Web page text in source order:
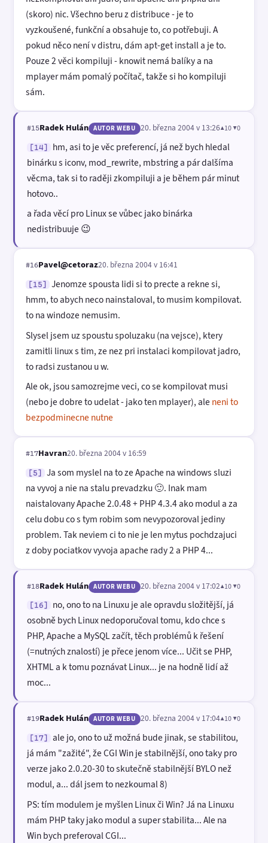
(skoro) nic. Všechno beru z distribuce - je to
vyzkoušené, funkční a obsahuje to, co potřebuji. A
pokud něco není v distru, dám apt-get install a je to.
Pouze 2 věci kompiluji - knowit nemá balíky a na
mplayer mám pomalý počítač, takže si ho kompiluji
sám.
#15Radek Hulán AUTOR WEBU 20. března 2004 v 13:26▲10 ▼0
[14]
hm, asi to je věc preferencí, já než bych hledal
binárku s iconv, mod_rewrite, mbstring a pár dalšíma
věcma, tak si to raději zkompiluji a je během pár minut
hotovo..
a řada věcí pro Linux se vůbec jako binárka
nedistribuuje 😉
#16Pavel@cetoraz20. března 2004 v 16:41
[15]
Jenomze spousta lidi si to precte a rekne si,
hmm, to abych neco nainstaloval, to musim kompilovat.
to na windoze nemusim.
Slysel jsem uz spoustu spoluzaku (na vejsce), ktery
zamitli linux s tim, ze nez pri instalaci kompilovat jadro,
to radsi zustanou u w.
Ale ok, jsou samozrejme veci, co se kompilovat musi
(nebo je dobre to udelat - jako ten mplayer), ale neni to
bezpodminecne nutne
#17Havran20. března 2004 v 16:59
[5]
Ja som myslel na to ze Apache na windows sluzi
na vyvoj a nie na stalu prevadzku 🙂. Inak mam
naistalovany Apache 2.0.48 + PHP 4.3.4 ako modul a za
celu dobu co s tym robim som nevypozoroval jediny
problem. Tak neviem ci to nie je len mytus pochdzajuci
z doby pociatkov vyvoja apache rady 2 a PHP 4...
#18Radek Hulán AUTOR WEBU 20. března 2004 v 17:02▲10 ▼0
[16]
no, ono to na Linuxu je ale opravdu složitější, já
osobně bych Linux nedoporučoval tomu, kdo chce s
PHP, Apache a MySQL začít, těch problémů k řešení
(=nutných znalostí) je přece jenom více... Učit se PHP,
XHTML a k tomu poznávat Linux... je na hodně lidí až
moc...
#19Radek Hulán AUTOR WEBU 20. března 2004 v 17:04▲10 ▼0
[17]
ale jo, ono to už možná bude jinak, se stabilitou,
já mám "zažité", že CGI Win je stabilnější, ono taky pro
verze jako 2.0.20-30 to skutečně stabilnější BYLO než
modul, a... dál jsem to nezkoumal 8)
PS: tím modulem je myšlen Linux či Win? Já na Linuxu
mám PHP taky jako modul a super stabilita... Ale na
Win bych preferoval CGI...